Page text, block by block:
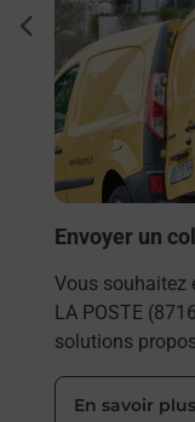
Envoyer un
Vous souhaitez
LA POSTE
solutions
En savoir plus